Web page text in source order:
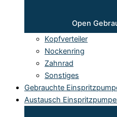
Open
Kopfverteiler
Nockenring
Zahnrad
Sonstiges
Gebrauchte
Austausch